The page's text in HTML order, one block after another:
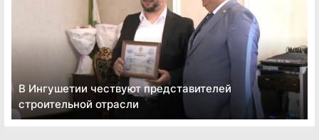
В Ингушетии чествуют представителей
строительной отрасли